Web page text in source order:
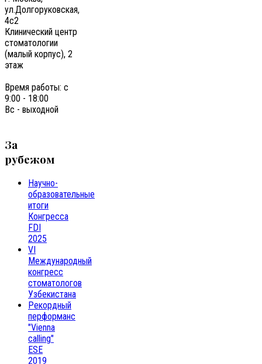
ул.Долгоруковская,
4с2
Клинический центр
стоматологии
(малый корпус), 2
этаж
Время работы: с
9:00 - 18:00
Вс - выходной
За
рубежом
Научно-
образовательные
итоги
Конгресса
FDI
2025
VI
Международный
конгресс
стоматологов
Узбекистана
Рекордный
перформанс
"Vienna
calling"
ESE
2019